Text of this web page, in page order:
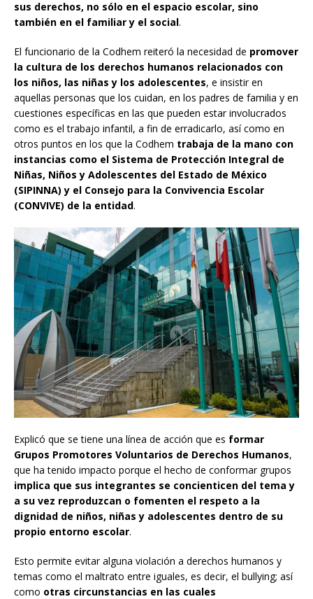
sus derechos, no sólo en el espacio escolar, sino
también en el familiar y el social.
El funcionario de la Codhem reiteró la necesidad de promover
la cultura de los derechos humanos relacionados con
los niños, las niñas y los adolescentes, e insistir en
aquellas personas que los cuidan, en los padres de familia y en
cuestiones específicas en las que pueden estar involucrados
como es el trabajo infantil, a fin de erradicarlo, así como en
otros puntos en los que la Codhem trabaja de la mano con
instancias como el Sistema de Protección Integral de
Niñas, Niños y Adolescentes del Estado de México
(SIPINNA) y el Consejo para la Convivencia Escolar
(CONVIVE) de la entidad.
Explicó que se tiene una línea de acción que es formar
Grupos Promotores Voluntarios de Derechos Humanos,
que ha tenido impacto porque el hecho de conformar grupos
implica que sus integrantes se concienticen del tema y
a su vez reproduzcan o fomenten el respeto a la
dignidad de niños, niñas y adolescentes dentro de su
propio entorno escolar.
Esto permite evitar alguna violación a derechos humanos y
temas como el maltrato entre iguales, es decir, el bullying; así
como otras circunstancias en las cuales